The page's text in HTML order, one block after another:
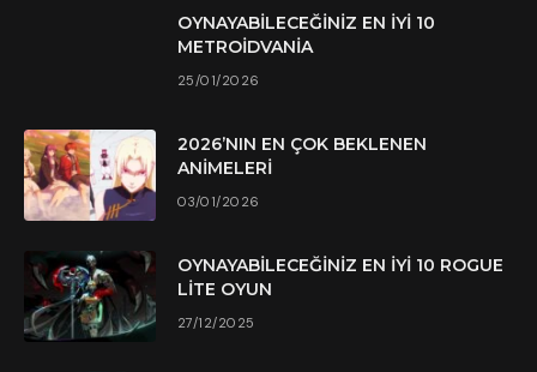
OYNAYABILECEĞINIZ EN İYI 10
METROIDVANIA
25/01/2026
2026’NIN EN ÇOK BEKLENEN
ANIMELERI
03/01/2026
OYNAYABILECEĞINIZ EN İYI 10 ROGUE
LITE OYUN
27/12/2025